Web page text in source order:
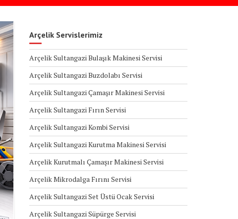
Arçelik Servislerimiz
Arçelik Sultangazi Bulaşık Makinesi Servisi
Arçelik Sultangazi Buzdolabı Servisi
Arçelik Sultangazi Çamaşır Makinesi Servisi
Arçelik Sultangazi Fırın Servisi
Arçelik Sultangazi Kombi Servisi
Arçelik Sultangazi Kurutma Makinesi Servisi
Arçelik Kurutmalı Çamaşır Makinesi Servisi
Arçelik Mikrodalga Fırını Servisi
Arçelik Sultangazi Set Üstü Ocak Servisi
Arçelik Sultangazi Süpürge Servisi